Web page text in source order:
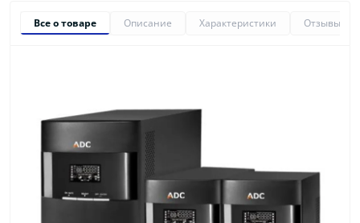
Все о товаре Описание Характеристики Отзывы